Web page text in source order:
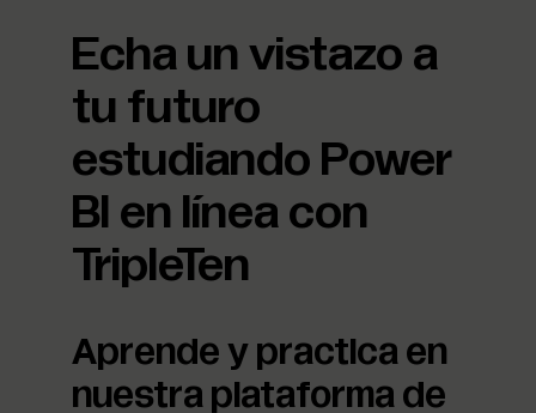
Echa un vistazo a
tu futuro
estudiando Power
BI en línea con
TripleTen
Aprende y practica en
nuestra plataforma de